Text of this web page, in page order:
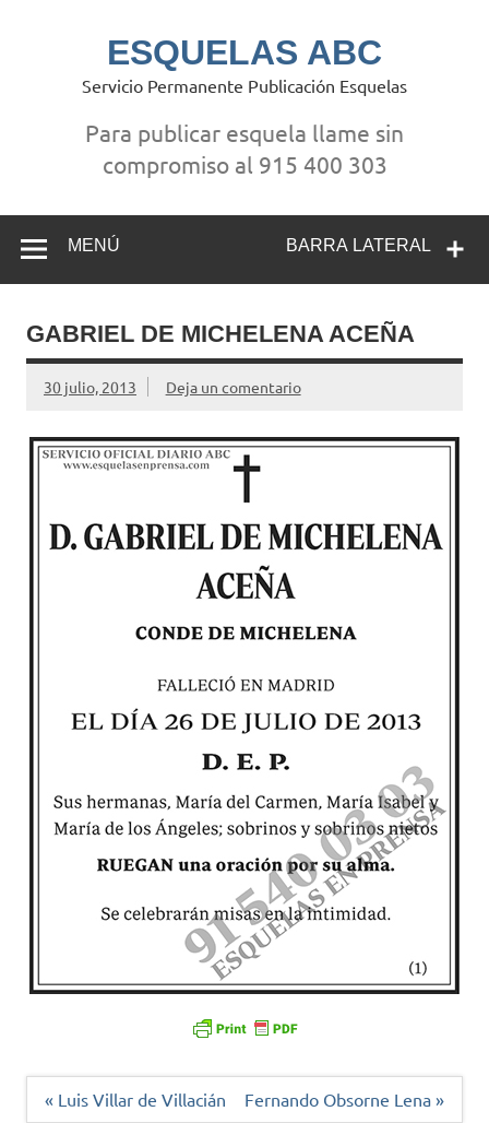
ESQUELAS ABC
Servicio Permanente Publicación Esquelas
Para publicar esquela llame sin
compromiso al 915 400 303
BARRA LATERAL
MENÚ
GABRIEL DE MICHELENA ACEÑA
30 julio, 2013 Deja un comentario
Navegación
« Luis Villar de Villacián Fernando Obsorne Lena »